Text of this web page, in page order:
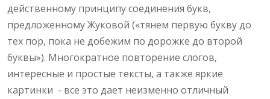
действенному принципу соединения букв,
предложенному Жуковой («тянем первую букву до
тех пор, пока не добежим по дорожке до второй
буквы»). Многократное повторение слогов,
интересные и простые тексты, а также яркие
картинки - все это дает неизменно отличный